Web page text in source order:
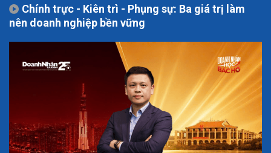
Chính trực - Kiên trì - Phụng sự: Ba giá trị làm
nên doanh nghiệp bền vững